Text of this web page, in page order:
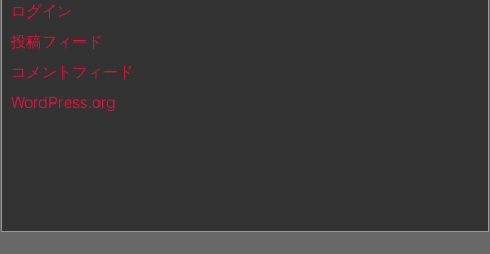
ログイン
投稿フィード
コメントフィード
WordPress.org